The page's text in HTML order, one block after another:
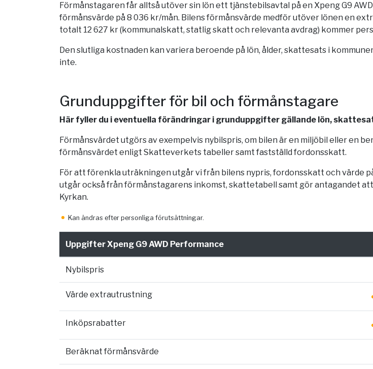
Förmånstagaren får alltså utöver sin lön ett tjänstebilsavtal på en Xpeng G9
förmånsvärde på 8 036 kr/mån. Bilens förmånsvärde medför utöver lönen en
totalt 12 627 kr (kommunalskatt, statlig skatt och relevanta avdrag) kommer
Den slutliga kostnaden kan variera beroende på lön, ålder, skattesats i
inte.
Grunduppgifter för bil och förmånstagare
Här fyller du i eventuella förändringar i grunduppgifter gällande lön,
Förmånsvärdet utgörs av exempelvis nybilspris, om bilen är en miljöbil eller en
förmånsvärdet enligt Skatteverkets tabeller samt fastställd fordonsskatt.
För att förenkla uträkningen utgår vi från bilens nypris, fordonsskatt och värde
utgår också från förmånstagarens inkomst, skattetabell samt gör antagandet
Kyrkan.
Kan ändras efter personliga förutsättningar.
Uppgifter Xpeng G9 AWD Performance
Nybilspris
Värde extrautrustning
Inköpsrabatter
Beräknat förmånsvärde